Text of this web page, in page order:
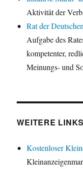
Aktivität der
Rat der
Aufgabe des
kompetenter,
Meinungs- und
WEITERE
Kostenloser